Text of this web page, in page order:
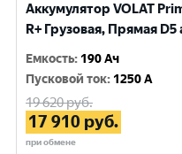
Аккумулятор VOLAT
R+ Грузовая, Прямая D5
Емкость: 190 Ач
Пусковой ток: 1250 A
19 620руб.
17 910 руб.
при обмене